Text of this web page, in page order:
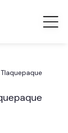
Tlaquepaque